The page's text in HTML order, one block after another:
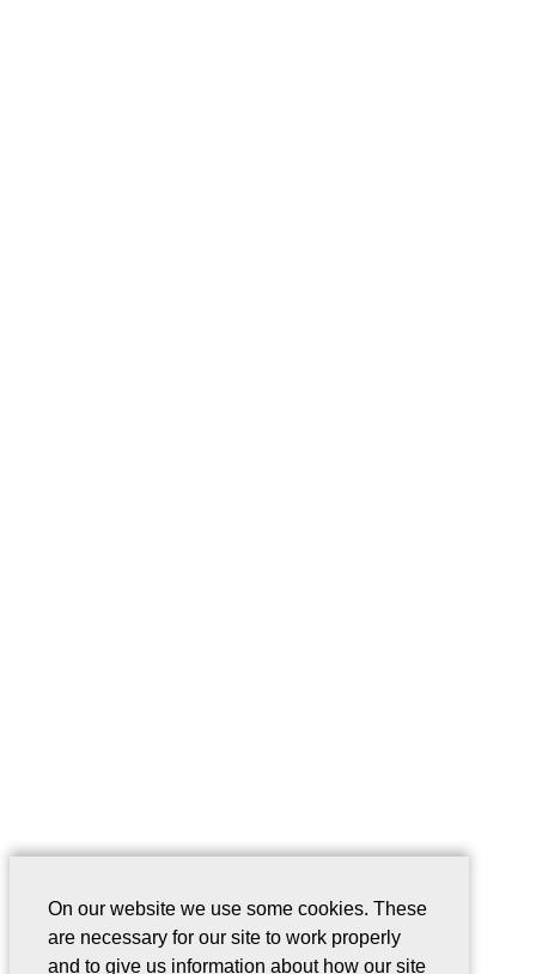
On our website we use some cookies. These
are necessary for our site to work properly
and to give us information about how our site